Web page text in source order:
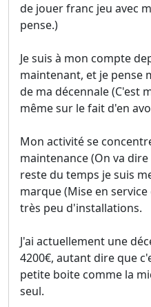
de jouer franc jeu avec
pense.)
Je suis à mon compte
maintenant, et je pense
de ma décennale (C'est
même sur le fait d'en
Mon activité se
maintenance (On va
reste du temps je suis
marque (Mise en
très peu d'installations.
J'ai actuellement une
4200€, autant dire que
petite boite comme la
seul.